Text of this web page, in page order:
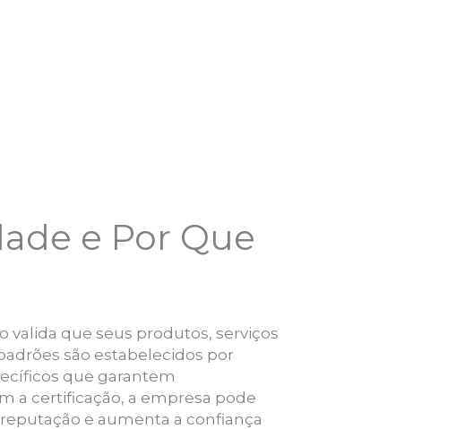
e Por Que
valida que seus produtos, serviços
são estabelecidos por
que garantem
a certificação, a empresa pode
e aumenta a confiança